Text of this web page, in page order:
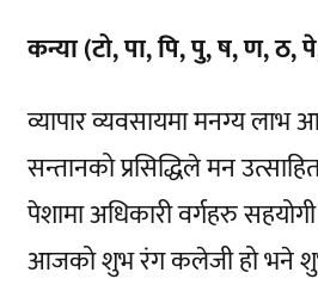
कन्या (टो, पा, पि, पु, ष, ण, ठ,
व्यापार व्यवसायमा मनग्य लाभ
सन्तानको प्रसिद्धिले मन
पेशामा अधिकारी वर्गहरु
आजको शुभ रंग कलेजी हो भने